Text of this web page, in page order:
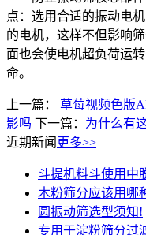
点：选用合适的振动电
的电机，这样不但影响
面也会使电机超负荷运
命。
上一篇： 草莓视频色版
影吗 下一篇： 为什么有
近期新闻 更多>>
斗提机料斗使用中
木粉筛分应该用哪
圆振动筛选型须知!
专用于淀粉筛分过